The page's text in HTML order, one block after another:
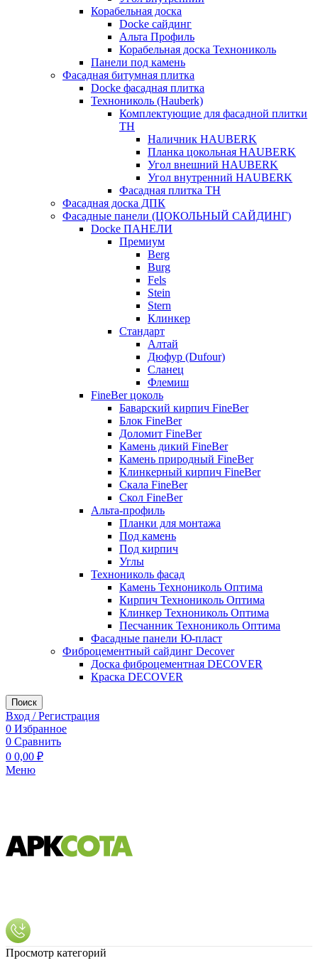
Корабельная доска
Docke сайдинг
Альта Профиль
Корабельная доска Технониколь
Панели под камень
Фасадная битумная плитка
Docke фасадная плитка
Технониколь (Hauberk)
Комплектующие для фасадной плитки
ТН
Наличник HAUBERK
Планка цокольная HAUBERK
Угол внешний HAUBERK
Угол внутренний HAUBERK
Фасадная плитка ТН
Фасадная доска ДПК
Фасадные панели (ЦОКОЛЬНЫЙ САЙДИНГ)
Docke ПАНЕЛИ
Премиум
Berg
Burg
Fels
Stein
Stern
Клинкер
Стандарт
Алтай
Дюфур (Dufour)
Сланец
Флемиш
FineBer цоколь
Баварский кирпич FineBer
Блок FineBer
Доломит FineBer
Камень дикий FineBer
Камень природный FineBer
Клинкерный кирпич FineBer
Скала FineBer
Скол FineBer
Альта-профиль
Планки для монтажа
Под камень
Под кирпич
Углы
Технониколь фасад
Камень Технониколь Оптима
Кирпич Технониколь Оптима
Клинкер Технониколь Оптима
Песчанник Технониколь Оптима
Фасадные панели Ю-пласт
Фиброцементный сайдинг Decover
Доска фиброцементная DECOVER
Краска DECOVER
Поиск
Вход / Регистрация
0 Избранное
0 Сравнить
0 0,00 ₽
Меню
Просмотр категорий